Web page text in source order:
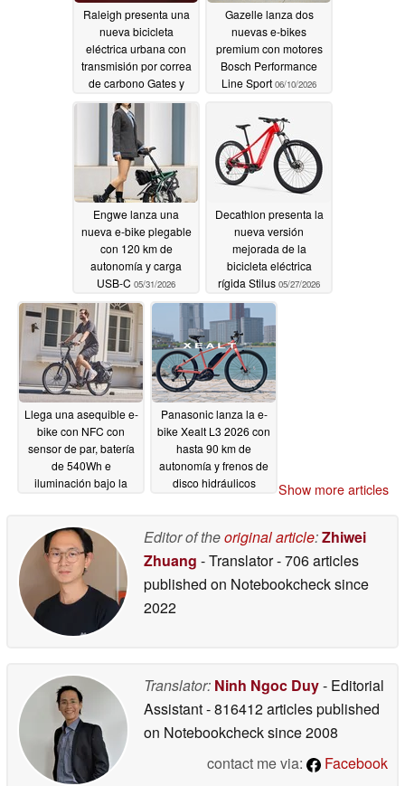
Raleigh presenta una
nueva bicicleta
eléctrica urbana con
transmisión por correa
de carbono Gates y
GPS06/19/2026
Gazelle lanza dos
nuevas e-bikes
premium con motores
Bosch Performance
Line Sport 06/10/2026
Engwe lanza una
nueva e-bike plegable
con 120 km de
autonomía y carga
USB-C 05/31/2026
Decathlon presenta la
nueva versión
mejorada de la
bicicleta eléctrica
rígida Stilus 05/27/2026
Llega una asequible e-
bike con NFC con
sensor de par, batería
de 540Wh e
iluminación bajo la
Panasonic lanza la e-
bike Xealt L3 2026 con
hasta 90 km de
autonomía y frenos de
disco hidráulicos
Show more articles
Editor of theoriginal article:Zhiwei
Zhuang - Translator- 706 articles
published on Notebookchecksince
2022
Translator: Ninh Ngoc Duy- Editorial
Assistant- 816412 articles published
on Notebookchecksince 2008
contact me via:
Facebook